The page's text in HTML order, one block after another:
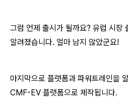
그럼 언제 출시가 될까요? 유럽 시장
알려졌습니다. 얼마 남지 않았군요!
마지막으로 플랫폼과 파워트레인을
CMF-EV 플랫폼으로 제작됩니다.